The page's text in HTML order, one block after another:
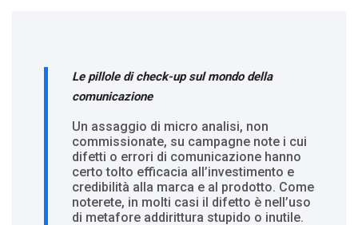
Le pillole di check-up sul mondo della
comunicazione
Un assaggio di micro analisi, non
commissionate, su campagne note i cui
difetti o errori di comunicazione hanno
certo tolto efficacia all’investimento e
credibilità alla marca e al prodotto. Come
noterete, in molti casi il difetto è nell’uso
di metafore addirittura stupido o inutile.